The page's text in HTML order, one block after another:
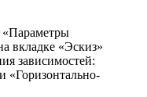
«Параметры
вкладке «Эскиз»
зависимостей:
«Горизонтально-